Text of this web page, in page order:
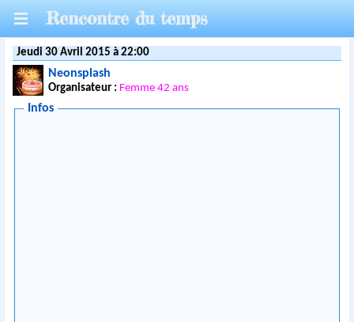
Rencontre du temps
Jeudi 30 Avril 2015 à 22:00
Neonsplash
Organisateur : Femme 42 ans
Infos